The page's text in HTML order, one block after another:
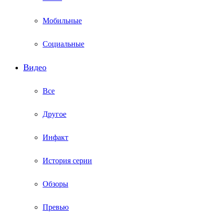
Мобильные
Социальные
Видео
Все
Другое
Инфакт
История серии
Обзоры
Превью